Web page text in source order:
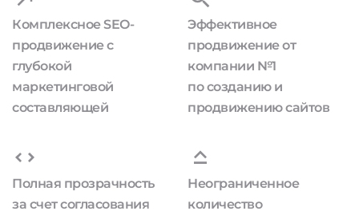
Комплексное SEO-
продвижение с
глубокой
маркетинговой
составляющей
Эффективное
продвижение от
компании №1
по созданию и
продвижению сайтов
Полная прозрачность
за счет согласования
Неограниченное
количество